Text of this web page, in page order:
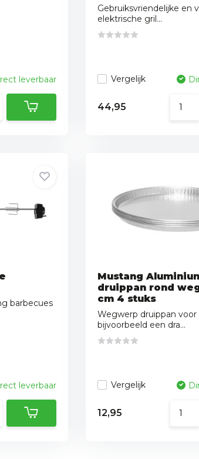
leverbaar
Gebruiksvriendelijke en
elektrische gril...
Vergelijk
44,95
barbecues
leverbaar
Mustang
druippan rond
cm 4 stuks
Wegwerp druippan voor
bijvoorbeeld een dra...
Vergelijk
12,95